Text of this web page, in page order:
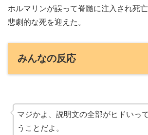
ホルマリンが誤って脊髄に注入され死
悲劇的な死を迎えた。
みんなの反応
マジかよ、説明文の全部がヒドいっ
うことだよ。